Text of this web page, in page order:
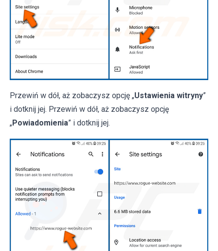
Przewiń w dół, aż zobaczysz opcję „Ustawienia witryny”
i dotknij jej. Przewiń w dół, aż zobaczysz opcję
„Powiadomienia” i dotknij jej.